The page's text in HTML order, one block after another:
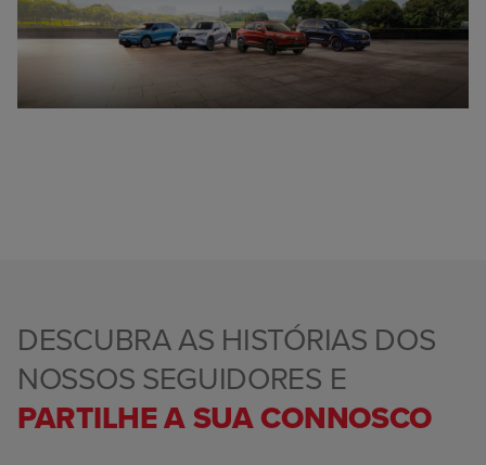
DESCUBRA AS HISTÓRIAS DOS
NOSSOS SEGUIDORES E
PARTILHE A SUA CONNOSCO